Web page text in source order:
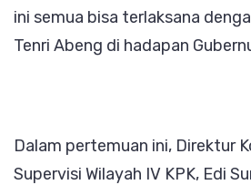
ini semua bisa terlaksana
Tenri Abeng di hadapan
Dalam pertemuan ini, Direktur
Supervisi Wilayah IV KPK, Edi